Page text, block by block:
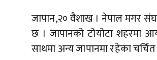
जापान,२० वैशाख । नेपाल मगर
छ । जापानको टोयोटा शहरमा
साथमा अन्य जापानमा रहेका